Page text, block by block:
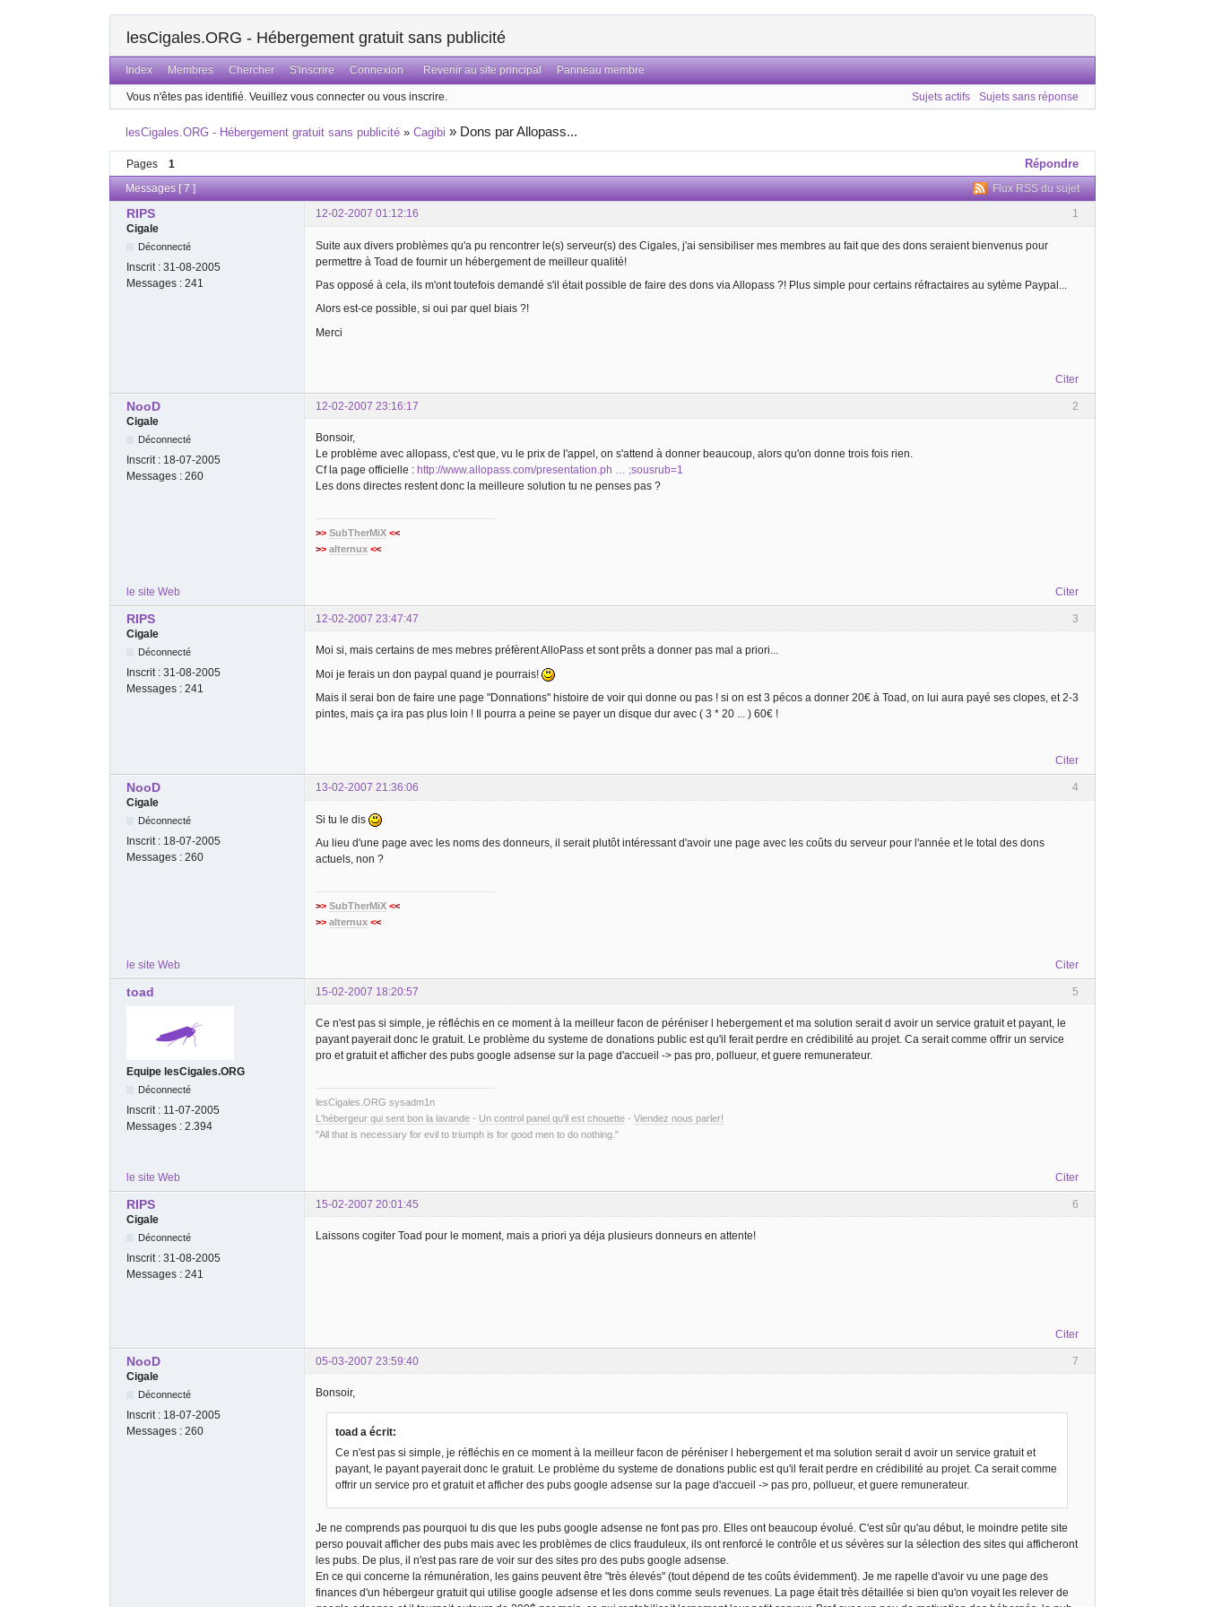
lesCigales.ORG - Hébergement gratuit sans publicité
Index Membres Chercher S'inscrire Connexion Revenir au site principal Panneau membre
Vous n'êtes pas identifié. Veuillez vous connecter ou vous inscrire. Sujets actifs Sujets sans réponse
lesCigales.ORG - Hébergement gratuit sans publicité »Cagibi » Dons par Allopass...
Pages 1 Répondre
Flux RSS du sujet
Messages [ 7 ]
1
RIPS
12-02-2007 01:12:16
Cigale
Déconnecté
Inscrit : 31-08-2005
Messages : 241
Suite aux divers problèmes qu'a pu rencontrer le(s) serveur(s) des Cigales, j'ai sensibiliser mes membres au fait que des dons seraient bienvenus pour
permettre à Toad de fournir un hébergement de meilleur qualité!
Pas opposé à cela, ils m'ont toutefois demandé s'il était possible de faire des dons via Allopass ?! Plus simple pour certains réfractaires au sytème Paypal...
Alors est-ce possible, si oui par quel biais ?!
Merci
Citer
2
NooD
12-02-2007 23:16:17
Cigale
Déconnecté
Inscrit : 18-07-2005
Messages : 260
Bonsoir,
Le problème avec allopass, c'est que, vu le prix de l'appel, on s'attend à donner beaucoup, alors qu'on donne trois fois rien.
Cf la page officielle : http://www.allopass.com/presentation.ph … ;sousrub=1
Les dons directes restent donc la meilleure solution tu ne penses pas ?
>> SubTherMiX <<
>> alternux <<
le site Web Citer
3
RIPS
12-02-2007 23:47:47
Cigale
Déconnecté
Inscrit : 31-08-2005
Messages : 241
Moi si, mais certains de mes mebres préfèrent AlloPass et sont prêts a donner pas mal a priori...
Moi je ferais un don paypal quand je pourrais!
Mais il serai bon de faire une page "Donnations" histoire de voir qui donne ou pas ! si on est 3 pécos a donner 20€ à Toad, on lui aura payé ses clopes, et 2-3
pintes, mais ça ira pas plus loin ! Il pourra a peine se payer un disque dur avec ( 3 * 20 ... ) 60€ !
Citer
4
NooD
13-02-2007 21:36:06
Cigale
Déconnecté
Inscrit : 18-07-2005
Messages : 260
Si tu le dis
Au lieu d'une page avec les noms des donneurs, il serait plutôt intéressant d'avoir une page avec les coûts du serveur pour l'année et le total des dons
actuels, non ?
>> SubTherMiX <<
>> alternux <<
le site Web Citer
5
toad 15-02-2007 18:20:57
Equipe lesCigales.ORG
Déconnecté
Inscrit : 11-07-2005
Messages : 2.394
Ce n'est pas si simple, je réfléchis en ce moment à la meilleur facon de péréniser l hebergement et ma solution serait d avoir un service gratuit et payant, le
payant payerait donc le gratuit. Le problème du systeme de donations public est qu'il ferait perdre en crédibilité au projet. Ca serait comme offrir un service
pro et gratuit et afficher des pubs google adsense sur la page d'accueil -> pas pro, pollueur, et guere remunerateur.
lesCigales.ORG sysadm1n
L'hébergeur qui sent bon la lavande - Un control panel qu'il est chouette - Viendez nous parler!
"All that is necessary for evil to triumph is for good men to do nothing."
le site Web Citer
6
RIPS
15-02-2007 20:01:45
Cigale
Déconnecté
Inscrit : 31-08-2005
Messages : 241
Laissons cogiter Toad pour le moment, mais a priori ya déja plusieurs donneurs en attente!
Citer
7
NooD
05-03-2007 23:59:40
Cigale
Déconnecté
Inscrit : 18-07-2005
Messages : 260
Bonsoir,
toad a écrit:
Ce n'est pas si simple, je réfléchis en ce moment à la meilleur facon de péréniser l hebergement et ma solution serait d avoir un service gratuit et
payant, le payant payerait donc le gratuit. Le problème du systeme de donations public est qu'il ferait perdre en crédibilité au projet. Ca serait comme
offrir un service pro et gratuit et afficher des pubs google adsense sur la page d'accueil -> pas pro, pollueur, et guere remunerateur.
Je ne comprends pas pourquoi tu dis que les pubs google adsense ne font pas pro. Elles ont beaucoup évolué. C'est sûr qu'au début, le moindre petite site
perso pouvait afficher des pubs mais avec les problèmes de clics frauduleux, ils ont renforcé le contrôle et us sévères sur la sélection des sites qui afficheront
les pubs. De plus, il n'est pas rare de voir sur des sites pro des pubs google adsense.
En ce qui concerne la rémunération, les gains peuvent être "très élevés" (tout dépend de tes coûts évidemment). Je me rapelle d'avoir vu une page des
finances d'un hébergeur gratuit qui utilise google adsense et les dons comme seuls revenues. La page était très détaillée si bien qu'on voyait les relever de